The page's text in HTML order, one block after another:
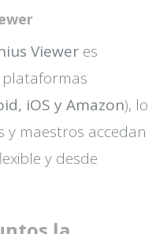
Viewer es
iOS y Amazon), lo
y maestros accedan
y desde